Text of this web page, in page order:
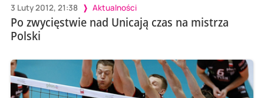
3 Luty 2012, 21:38 Aktualności
Po zwycięstwie nad Unicają czas na mistrza
Polski